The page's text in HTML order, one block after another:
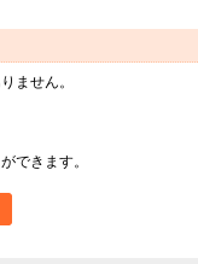
ません。
できます。